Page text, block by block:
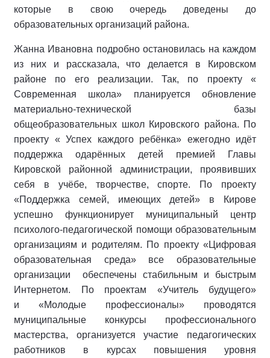
которые в свою очередь доведены до
образовательных организаций района.
Жанна Ивановна подробно остановилась на каждом
из них и рассказала, что делается в Кировском
районе по его реализации. Так, по проекту «
Современная школа» планируется обновление
материально-технической базы
общеобразовательных школ Кировского района. По
проекту « Успех каждого ребёнка» ежегодно идёт
поддержка одарённых детей премией Главы
Кировской районной администрации, проявивших
себя в учёбе, творчестве, спорте. По проекту
«Поддержка семей, имеющих детей» в Кирове
успешно функционирует муниципальный центр
психолого-педагогической помощи образовательным
организациям и родителям. По проекту «Цифровая
образовательная среда» все образовательные
организации обеспечены стабильным и быстрым
Интернетом. По проектам «Учитель будущего»
и «Молодые профессионалы» проводятся
муниципальные конкурсы профессионального
мастерства, организуется участие педагогических
работников в курсах повышения уровня